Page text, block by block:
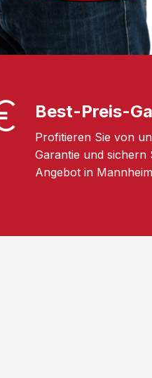
Best-Preis-
Profitieren Sie von
Garantie und sichern
Angebot in